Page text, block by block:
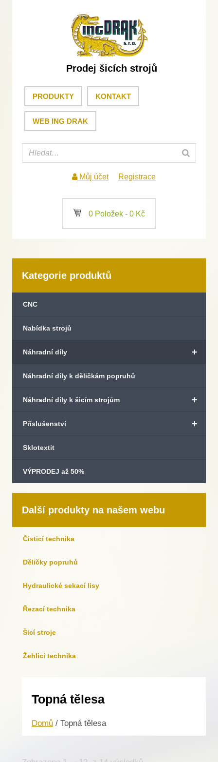
Prodej šicích strojů
PRODUKTY KONTAKT
WEB ING DRAK
Můj účet Registrace
a 0 Položek - 0 Kč
Kategorie produktů
CNC
Nabídka strojů
+
Náhradní díly
Náhradní díly k děličkám popruhů
+
Náhradní díly k šicím strojům
+
Příslušenství
Sklotextit
VÝPRODEJ až 50%
Další produkty na našem webu
Čisticí technika
Děličky popruhů
Hydraulické sekací lisy
Řezací technika
Šicí stroje
Žehlicí technika
Topná tělesa
Domů / Topná tělesa